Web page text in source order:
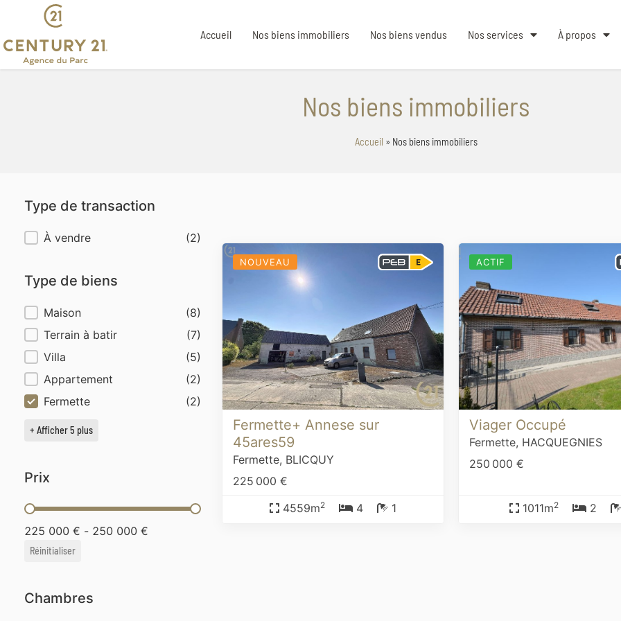
Accueil Nos biens immobiliers Nos biens vendus Nos services À propos
Nos biens immobiliers
Accueil » Nos biens immobiliers
Type de transaction
Type de transaction
À vendre (2)
Type de biens
Type de biens
Maison
(8)
Terrain à batir
(7)
Villa
(5)
Appartement
(2)
Fermette
(2)
+ Afficher 5 plus
Prix
Prix
225 000 € - 250 000 €
Réinitialiser
Chambres
NOUVEAU
Fermette+ Annese sur
45ares59
Fermette, BLICQUY
225 000 €
4559m2 4 1
ACTIF
Viager Occupé
Fermette, HACQUEGNIES
250 000 €
1011m2 2